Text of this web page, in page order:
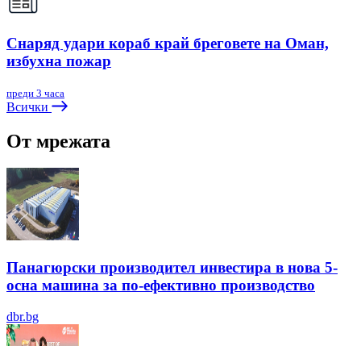
Снаряд удари кораб край бреговете на Оман,
избухна пожар
преди 3 часа
Всички
От мрежата
Панагюрски производител инвестира в нова 5-
осна машина за по-ефективно производство
dbr.bg